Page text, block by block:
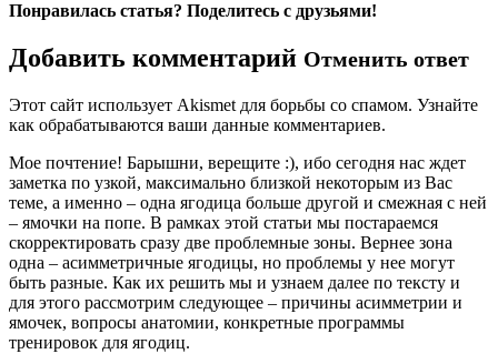
Понравилась статья? Поделитесь с друзьями!
Добавить комментарий Отменить ответ
Этот сайт использует Akismet для борьбы со спамом. Узнайте
как обрабатываются ваши данные комментариев.
Мое почтение! Барышни, верещите :), ибо сегодня нас ждет
заметка по узкой, максимально близкой некоторым из Вас
теме, а именно – одна ягодица больше другой и смежная с ней
– ямочки на попе. В рамках этой статьи мы постараемся
скорректировать сразу две проблемные зоны. Вернее зона
одна – асимметричные ягодицы, но проблемы у нее могут
быть разные. Как их решить мы и узнаем далее по тексту и
для этого рассмотрим следующее – причины асимметрии и
ямочек, вопросы анатомии, конкретные программы
тренировок для ягодиц.